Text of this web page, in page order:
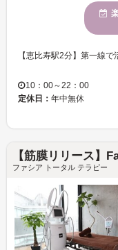
10：00～22：00
定休日： 年中無休
【筋膜リリース】
ファシア トータル テラピー